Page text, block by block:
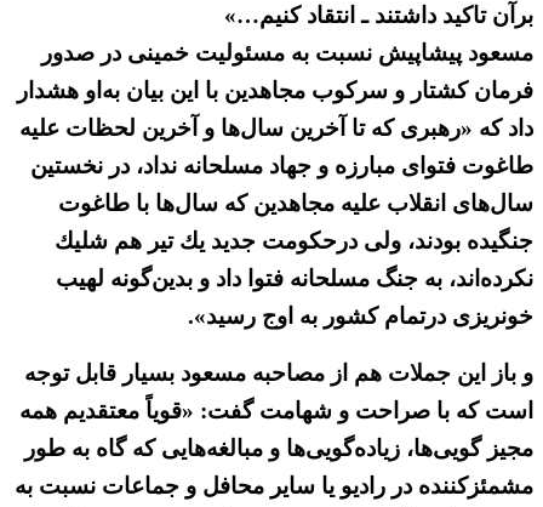
برآن تاكید داشتند ـ انتقاد كنیم…»
مسعود پیشاپیش نسبت به مسئولیت خمینی در صدور
فرمان کشتار و سرکوب مجاهدین با این بیان به‌او هشدار
داد که «رهبری كه تا آخرین سال‌ها و آخرین لحظات علیه
طاغوت فتوای مبارزه و جهاد مسلحانه نداد، در نخستین
سال‌های انقلاب علیه مجاهدین كه سال‌ها با طاغوت
جنگیده بودند،‌ ولی درحكومت جدید یك تیر هم شلیك
نكرده‌اند، به جنگ مسلحانه فتوا داد و بدین‌گونه لهیب
خونریزی درتمام كشور به اوج رسید».
و باز این جملات هم از مصاحبه مسعود بسیار قابل توجه
است که با صراحت و شهامت گفت:‌ «قویاً معتقدیم همه
مجیز گویی‌ها، زیاده‌گویی‌ها و مبالغه‌هایی كه گاه به طور
مشمئزكننده در رادیو یا سایر محافل و جماعات نسبت به